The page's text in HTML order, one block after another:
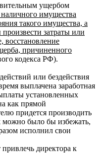
ущербом
имущества
такого имущества, а
затраты или
восстановление
причиненного
кодекса РФ).
или бездействия
выплачена заработная
установленных
как прямой
придется производить
можно было бы избежать,
исполнил свои
директора к